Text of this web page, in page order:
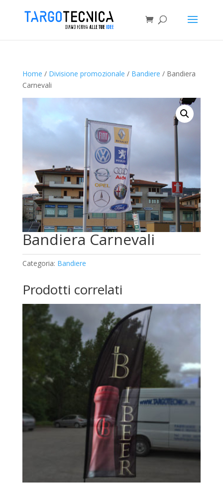
Home / Divisione promozionale / Bandiere / Bandiera
Carnevali
Bandiera Carnevali
Categoria: Bandiere
Prodotti correlati